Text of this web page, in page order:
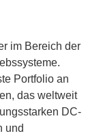
im Bereich der
Portfolio an
das weltweit
DC-
und